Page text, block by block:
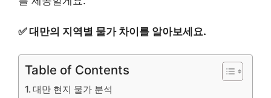
✅대만의 지역별 물가 차이를 알아보세요.
Table of Contents
대만 현지 물가 분석